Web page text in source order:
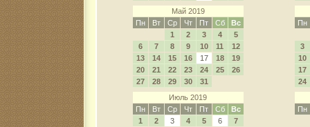
Май 2019
Пн
Вт Ср Чт Пт Сб
Вс
1
2 3 4
5
6
7 8 9 10 11
12
13
14 15 16 17 18
19
20
21 22 23 24 25
26
27
28 29 30 31
Пн
3
10
17
24
Июль 2019
Пн
Вт Ср Чт Пт Сб
Вс
1
2 3 4 5 6
7
Пн